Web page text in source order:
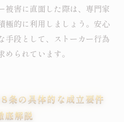
被害に直面した際は、専門家
極的に利用しましょう。安心
手段として、ストーカー行為
られています。
条の具体的な成立要件
底解説